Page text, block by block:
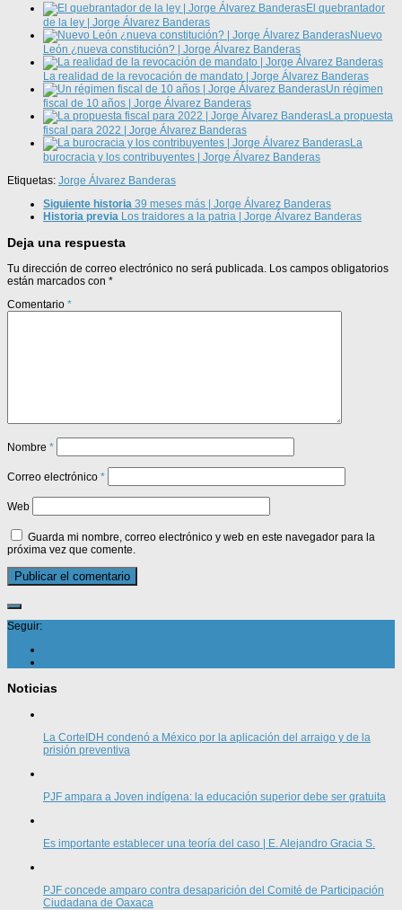
El quebrantador
de la ley | Jorge Álvarez Banderas
Nuevo
León ¿nueva constitución? | Jorge Álvarez Banderas
La realidad de la revocación de mandato | Jorge Álvarez Banderas
Un régimen
fiscal de 10 años | Jorge Álvarez Banderas
La propuesta
fiscal para 2022 | Jorge Álvarez Banderas
La
burocracia y los contribuyentes | Jorge Álvarez Banderas
Etiquetas: Jorge Álvarez Banderas
Siguiente historia 39 meses más | Jorge Álvarez Banderas
Historia previa Los traidores a la patria | Jorge Álvarez Banderas
Deja una respuesta
Tu dirección de correo electrónico no será publicada. Los campos obligatorios
están marcados con *
Comentario *
Nombre *
Correo electrónico *
Web
Guarda mi nombre, correo electrónico y web en este navegador para la
próxima vez que comente.
Seguir:
Noticias
La CorteIDH condenó a México por la aplicación del arraigo y de la
prisión preventiva
PJF ampara a Joven indígena: la educación superior debe ser gratuita
Es importante establecer una teoría del caso | E. Alejandro Gracia S.
PJF concede amparo contra desaparición del Comité de Participación
Ciudadana de Oaxaca